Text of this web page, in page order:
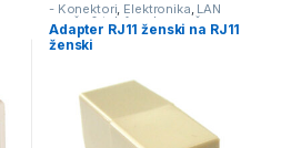
- Konektori, Elektronika, LAN
mreža & telefonska mreža
Adapter RJ11 ženski na RJ11
ženski